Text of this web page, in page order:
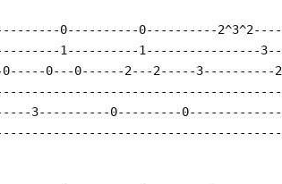
0----------0----------
1----------1----------------
0---0------2---2-----3----------
3----------0---------